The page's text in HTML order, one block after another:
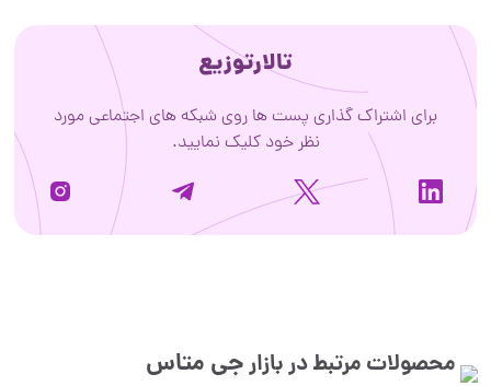
تالارتوزیع
برای اشتراک گذاری پست ها روی شبکه های اجتماعی مورد
نظر خود کلیک نمایید.
محصولات مرتبط در بازارجی متاس